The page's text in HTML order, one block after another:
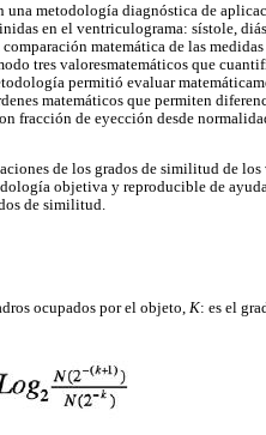
una metodología diagnóstica de
en el ventriculograma: sístole,
matemática de las
tres valoresmatemáticos que
permitió evaluar
matemáticos que permiten
fracción de eyección desde
de los grados de similitud de
objetiva y reproducible de
de similitud.
ocupados por el objeto, K: es el